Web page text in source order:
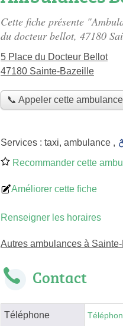
Cette fiche présente
du docteur bellot, 47180
5 Place du Docteur Bellot
47180 Sainte-Bazeille
📞 Appeler cette ambulance
Services : taxi, ambulance ,
Recommander cette
Améliorer cette fiche
Renseigner les horaires
Autres ambulances à
Contact
Téléphone